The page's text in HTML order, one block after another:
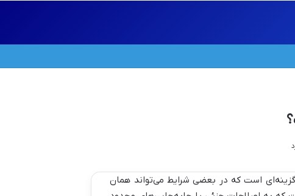
است که در بعضی شرایط می‌تواند همان